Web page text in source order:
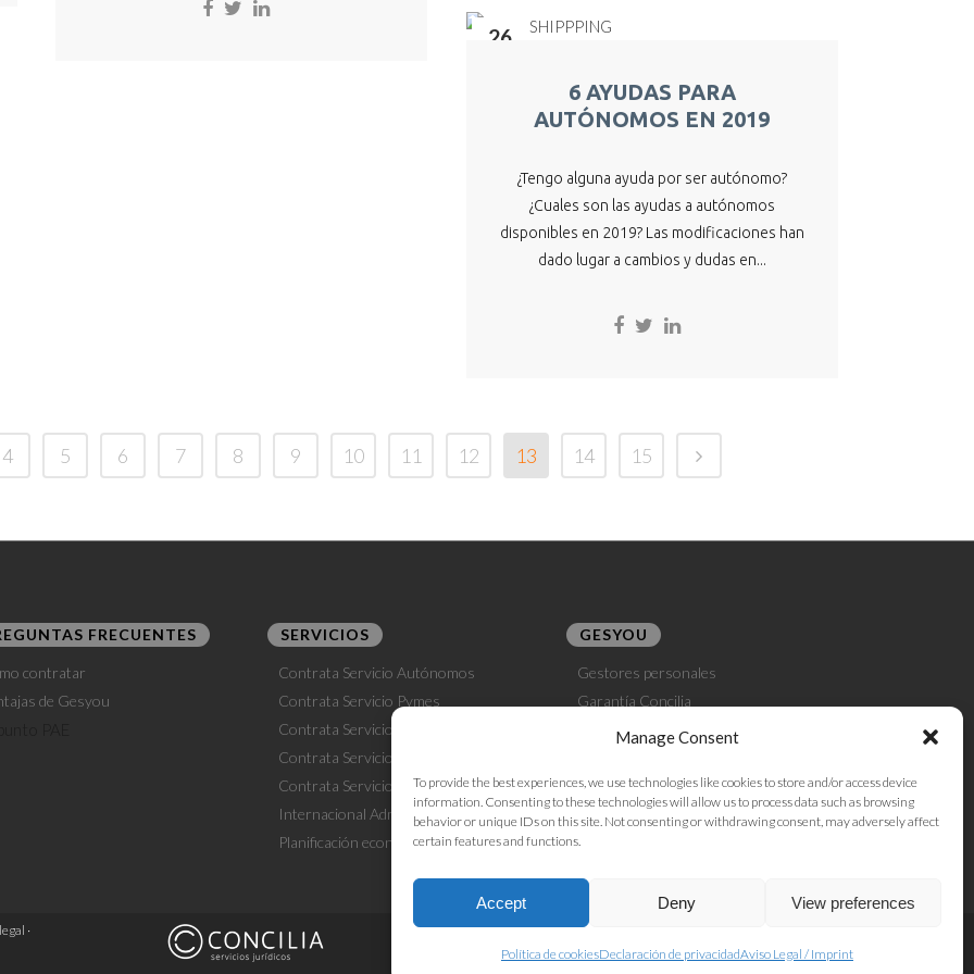
Manage Consent
To provide the best experiences, we use technologies like cookies to store and/or access device
information. Consenting to these technologies will allow us to process data such as browsing
behavior or unique IDs on this site. Not consenting or withdrawing consent, may adversely affect
certain features and functions.
Accept Deny View preferences
Política de cookiesDeclaración de privacidadAviso Legal / Imprint
26
6 AYUDAS PARA
AUTÓNOMOS EN 2019
¿Tengo alguna ayuda por ser autónomo?
¿Cuales son las ayudas a autónomos
disponibles en 2019? Las modificaciones han
dado lugar a cambios y dudas en...
4 5 6 7 8 9 10 11 12 13 14 15
FRECUENTES
contratar
de Gesyou
SERVICIOS
Contrata Servicio Autónomos
Contrata Servicio Pymes
Contrata Servicio Laboral
Contrata Servicio Outsourcing
Contrata Servicio Fiscalidad
Internacional Administración
Planificación económica
GESYOU
Gestores personales
Garantía Concilia
Gestoría E-Commerce
Gestoría Amazon Seller
·